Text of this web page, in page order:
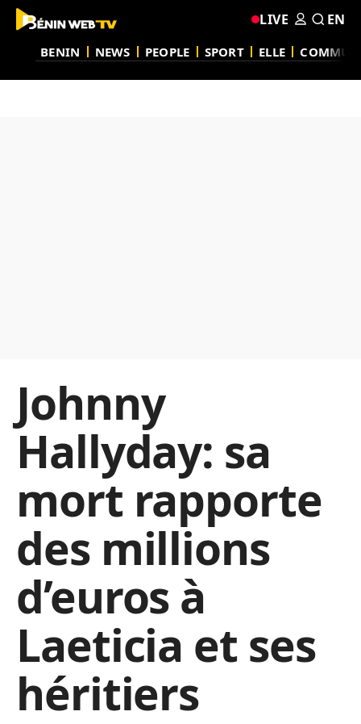
BENIN NEWS PEOPLE SPORT ELLE
LIVE EN
Johnny
Hallyday: sa
mort rapporte
des millions
d’euros à
Laeticia et ses
héritiers